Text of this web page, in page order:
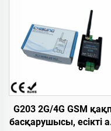
L2800*W220*H1000
ыстықтай
домалақталған болат,
метрополитен/станция
кіруіне арналған
қысудан қорғайтын
G203 2G/4G GSM
басқарушысы, есікті